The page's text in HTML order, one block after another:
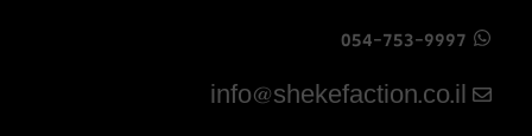
054-753-9997
info@shekefaction.co.il